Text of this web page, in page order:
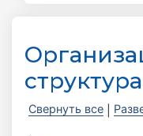
структура
Свернуть все